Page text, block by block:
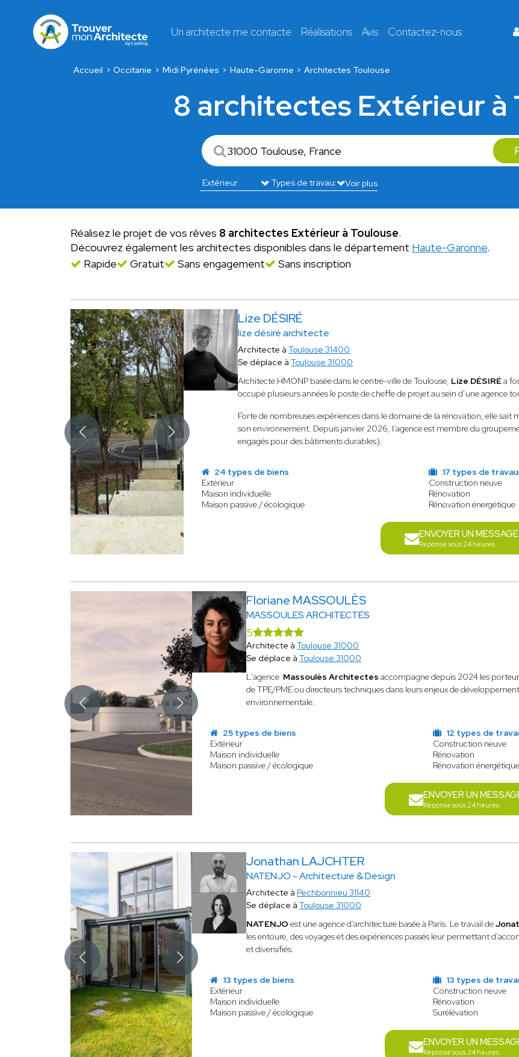
Un architecte me contacte Réalisations Avis Contactez-nous
Accueil Occitanie Midi Pyrénées Haute-Garonne Architectes Toulouse
8 architectes Extérieur à
Voir plus
Réalisez le projet de vos rêves 8 architectes Extérieur à Toulouse.
Découvrez également les architectes disponibles dans le département Haute-Garonne.
Rapide
Gratuit Sans engagement Sans inscription
Lize DÉSIRÉ
lize désiré architecte
Architecte àToulouse 31400
Se déplace àToulouse 31000
Architecte HMONP basée dans le centre-ville de Toulouse, Lize DÉSIRÉa
occupé plusieurs années le poste de cheffe de projet au sein d’une agence
Forte de nombreuses expériences dans le domaine de la rénovation, elle sait
son environnement. Depuis janvier 2026, l’agence est membre du
engagés pour des bâtiments durables).
24 types de biens
Extérieur
Maison individuelle
Maison passive / écologique
17 types de
Construction neuve
Rénovation
Rénovation énergétique
ENVOYER UN MESSAGE
Réponse sous 24 heures
Floriane MASSOULÈS
MASSOULES ARCHITECTES
5
Architecte àToulouse 31000
Se déplace àToulouse 31000
L'agence Massoulès Architectesaccompagne depuis 2024 les
de TPE/PME ou directeurs techniques dans leurs enjeux de
environnementale.
25 types de biens
Extérieur
Maison individuelle
Maison passive / écologique
12 types de
Construction neuve
Rénovation
Rénovation énergétique
ENVOYER UN
Réponse sous 24 heures
Jonathan LAJCHTER
NATENJO - Architecture & Design
Architecte à Pechbonnieu 31140
Se déplace àToulouse 31000
NATENJO est une agence d’architecture basée à Paris. Le travail de
les entoure, des voyages et des expériences passés leur permettant
et diversifiés.
13 types de biens
Extérieur
Maison individuelle
Maison passive / écologique
13 types de
Construction neuve
Rénovation
Surélévation
ENVOYER UN
Réponse sous 24 heures